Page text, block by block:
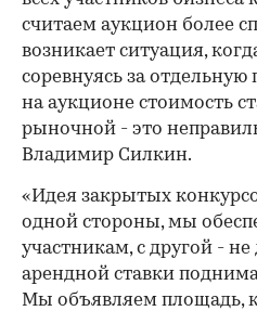
считаем аукцион более
возникает ситуация,
соревнуясь за
на аукционе стоимость
рыночной - это
Владимир Силкин.
«Идея закрытых
одной стороны, мы
участникам, с другой -
арендной ставки
Мы объявляем площадь,